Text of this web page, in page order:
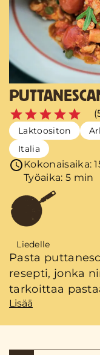
Laktoositon
Italia
Kokonaisaika:
Työaika: 5 min
Liedelle
Pasta
resepti, jonka
tarkoittaa
Välimerellistä
Lisää